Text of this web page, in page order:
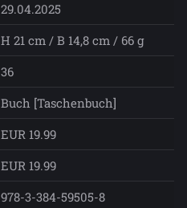
29.04.2025
H 21 cm / B 14,8 cm / 66 g
36
Buch [Taschenbuch]
EUR 19.99
EUR 19.99
978-3-384-59505-8